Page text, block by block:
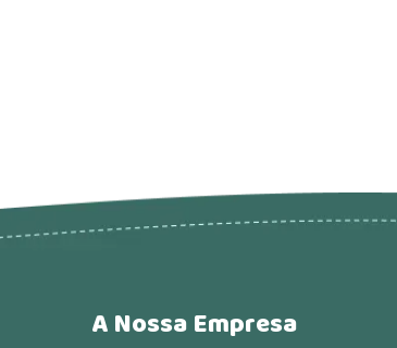
A Nossa Empresa